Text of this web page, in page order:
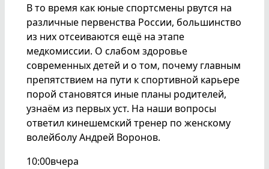
В то время как юные спортсмены рвутся на
различные первенства России, большинство
из них отсеиваются ещё на этапе
медкомиссии. О слабом здоровье
современных детей и о том, почему главным
препятствием на пути к спортивной карьере
порой становятся иные планы родителей,
узнаём из первых уст. На наши вопросы
ответил кинешемский тренер по женскому
волейболу Андрей Воронов.
10:00вчера